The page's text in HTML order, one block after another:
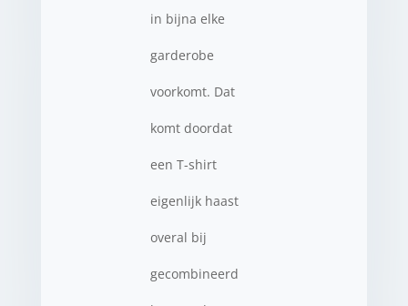
in bijna elke
garderobe
voorkomt. Dat
komt doordat
een T-shirt
eigenlijk haast
overal bij
gecombineerd